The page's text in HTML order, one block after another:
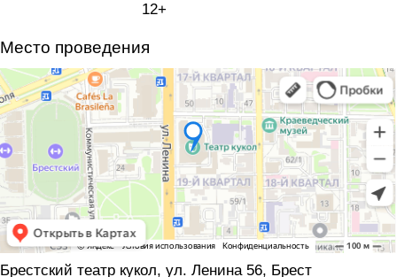
12+
Место проведения
Брестский театр кукол, ул. Ленина 56, Брест